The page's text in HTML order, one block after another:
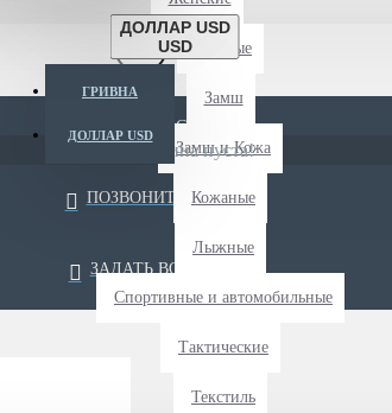
ДОЛЛАР USD
USD
ГРИВНА
ДОЛЛАР USD
Длиные
Замш
Замш и Кожа
Кожаные
Лыжные
Спортивные и автомобильные
Тактические
Текстиль
Ваша корзина пуста!
БЫСТРАЯ ДОСТАВКА
ПОЗВОНИТЬ НАМ
ЗАДАТЬ ВОПРОС